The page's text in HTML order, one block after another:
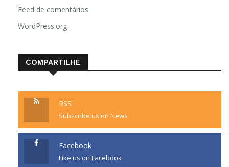
Feed de comentários
WordPress.org
COMPARTILHE
RSS
Subscribe us on News
Facebook
Like us on Facebook